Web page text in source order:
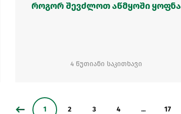
როგორ შევძლოთ აწმყოში ყოფნა
4 წუთიანი საკითხავი
1 2 3 4 ... 17